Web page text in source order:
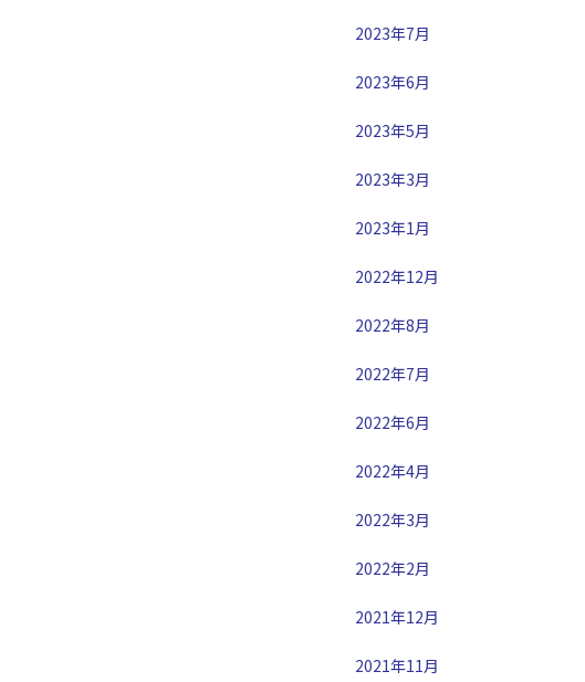
2023年7月
2023年6月
2023年5月
2023年3月
2023年1月
2022年12月
2022年8月
2022年7月
2022年6月
2022年4月
2022年3月
2022年2月
2021年12月
2021年11月